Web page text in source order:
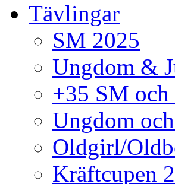
Tävlingar
SM 2025
Ungdom &
+35 SM
Ungdom
Oldgirl/
Kräftcupen